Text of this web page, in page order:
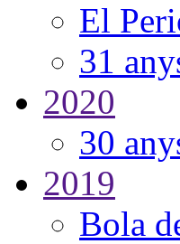
El
31
2020
30
2019
Bola